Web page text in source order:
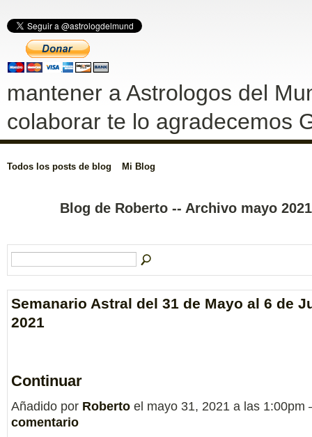
mantener a Astrologos del
colaborar te lo agradecemos
Todos los posts de blog Mi Blog
Blog de Roberto -- Archivo mayo
Semanario Astral del 31 de Mayo al 6 de
2021
Continuar
Añadido por Roberto el mayo 31, 2021 a las
comentario